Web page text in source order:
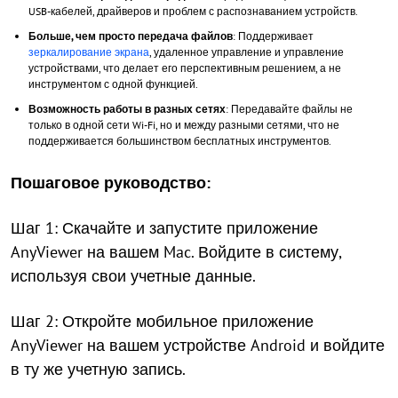
USB-кабелей, драйверов и проблем с распознаванием устройств.
Больше, чем просто передача файлов: Поддерживает
зеркалирование экрана , удаленное управление и управление
устройствами, что делает его перспективным решением, а не
инструментом с одной функцией.
Возможность работы в разных сетях: Передавайте файлы не
только в одной сети Wi-Fi, но и между разными сетями, что не
поддерживается большинством бесплатных инструментов.
Пошаговое руководство:
Шаг 1: Скачайте и запустите приложение
AnyViewer на вашем Mac. Войдите в систему,
используя свои учетные данные.
Шаг 2: Откройте мобильное приложение
AnyViewer на вашем устройстве Android и войдите
в ту же учетную запись.